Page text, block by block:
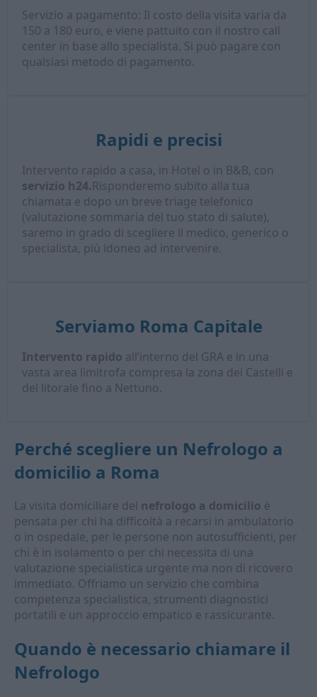
Servizio a pagamento: Il costo della visita varia da
150 a 180 euro, e viene pattuito con il nostro call
center in base allo specialista. Si può pagare con
qualsiasi metodo di pagamento.
Rapidi e precisi
Intervento rapido a casa, in Hotel o in B&B, con
servizio h24.Risponderemo subito alla tua
chiamata e dopo un breve triage telefonico
(valutazione sommaria del tuo stato di salute),
saremo in grado di scegliere il medico, generico o
specialista, più idoneo ad intervenire.
Serviamo Roma Capitale
Intervento rapido all’interno del GRA e in una
vasta area limitrofa compresa la zona dei Castelli e
del litorale fino a Nettuno.
Perché scegliere un Nefrologo a
domicilio a Roma
La visita domiciliare del nefrologo a domicilio è
pensata per chi ha difficoltà a recarsi in ambulatorio
o in ospedale, per le persone non autosufficienti, per
chi è in isolamento o per chi necessita di una
valutazione specialistica urgente ma non di ricovero
immediato. Offriamo un servizio che combina
competenza specialistica, strumenti diagnostici
portatili e un approccio empatico e rassicurante.
Quando è necessario chiamare il
Nefrologo